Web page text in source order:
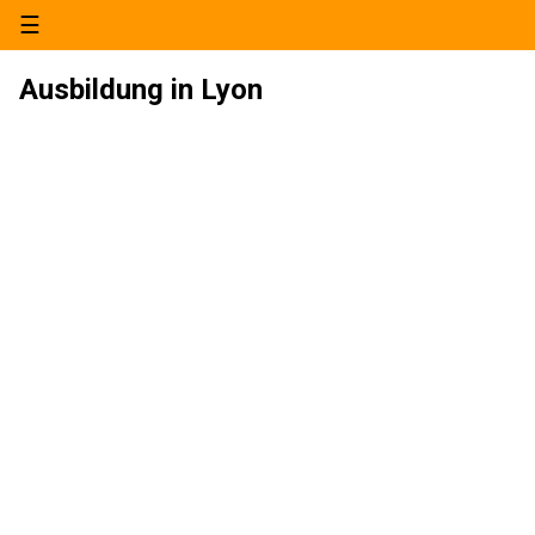
☰
Ausbildung in Lyon